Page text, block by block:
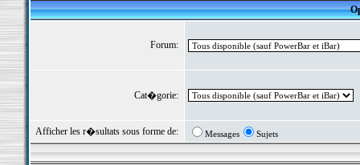
Forum:
Cat�gorie:
Afficher les r�sultats sous forme de: Messages Sujets